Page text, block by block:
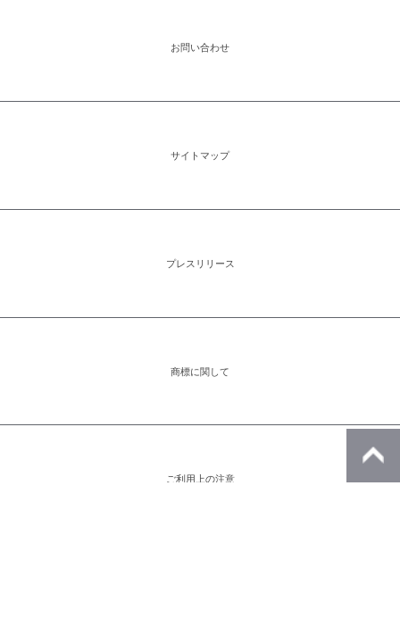
お問い合わせ
サイトマップ
プレスリリース
商標に関して
ご利用上の注意